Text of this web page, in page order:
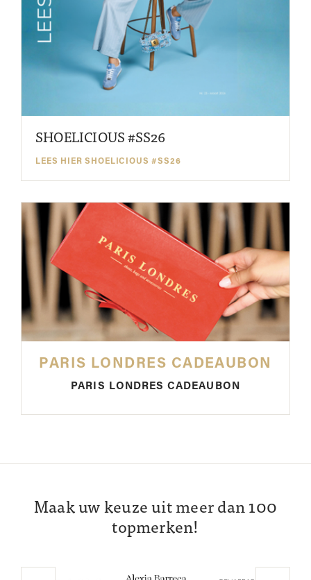
SHOELICIOUS #SS26
LEES HIER SHOELICIOUS #SS26
PARIS LONDRES CADEAUBON
PARIS LONDRES CADEAUBON
Maak uw keuze uit meer dan 100
topmerken!